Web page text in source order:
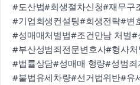
#도산법#회생절차신청#재무구
#기업회생컨설팅#회생전략#변
#성매매처벌법#조건만남 처벌#
#부산성범죄전문변호사#형사처
#법률상담#성매매 형량#성범죄
#불법유세차량#선거법위반#유